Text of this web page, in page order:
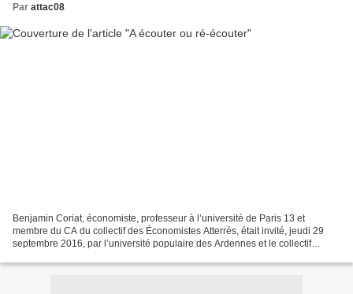
Par attac08
Benjamin Coriat, économiste, professeur à l’université de Paris 13 et
membre du CA du collectif des Économistes Atterrés, était invité, jeudi 29
septembre 2016, par l’université populaire des Ardennes et le collectif